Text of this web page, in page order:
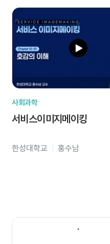
사회과학
서비스이미지메이킹
한성대학교 홍수남